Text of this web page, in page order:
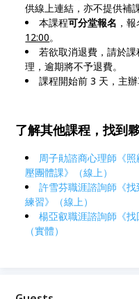
供線上連結，亦不提供補課
本課程可分堂報名 ，
12:00。
若欲取消退費，請於
理，逾期將不予退費。
課程開始前 3 天，主
了解其他課程，找到
周子勛諮商心理師《
壓團體課》（線上）
許雪芬職涯諮詢師《
練習》（線上）
楊亞叡職涯諮詢師《找
（實體）